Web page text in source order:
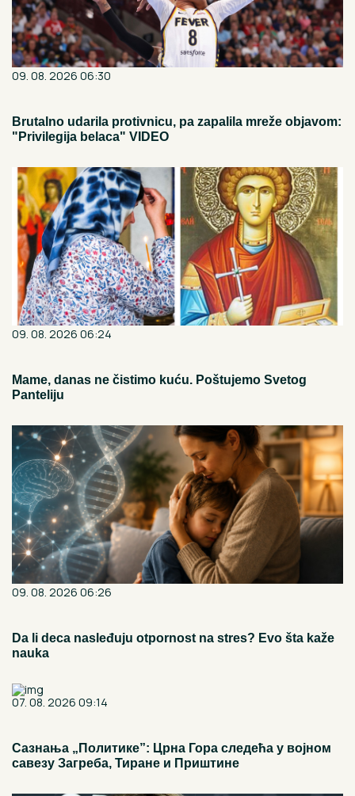
09. 08. 2026 06:30
Brutalno udarila protivnicu, pa zapalila mreže objavom:
"Privilegija belaca" VIDEO
09. 08. 2026 06:24
Mame, danas ne čistimo kuću. Poštujemo Svetog
Panteliju
09. 08. 2026 06:26
Da li deca nasleđuju otpornost na stres? Evo šta kaže
nauka
07. 08. 2026 09:14
Сазнања „Политике”: Црна Гора следећа у војном
савезу Загреба, Тиране и Приштине